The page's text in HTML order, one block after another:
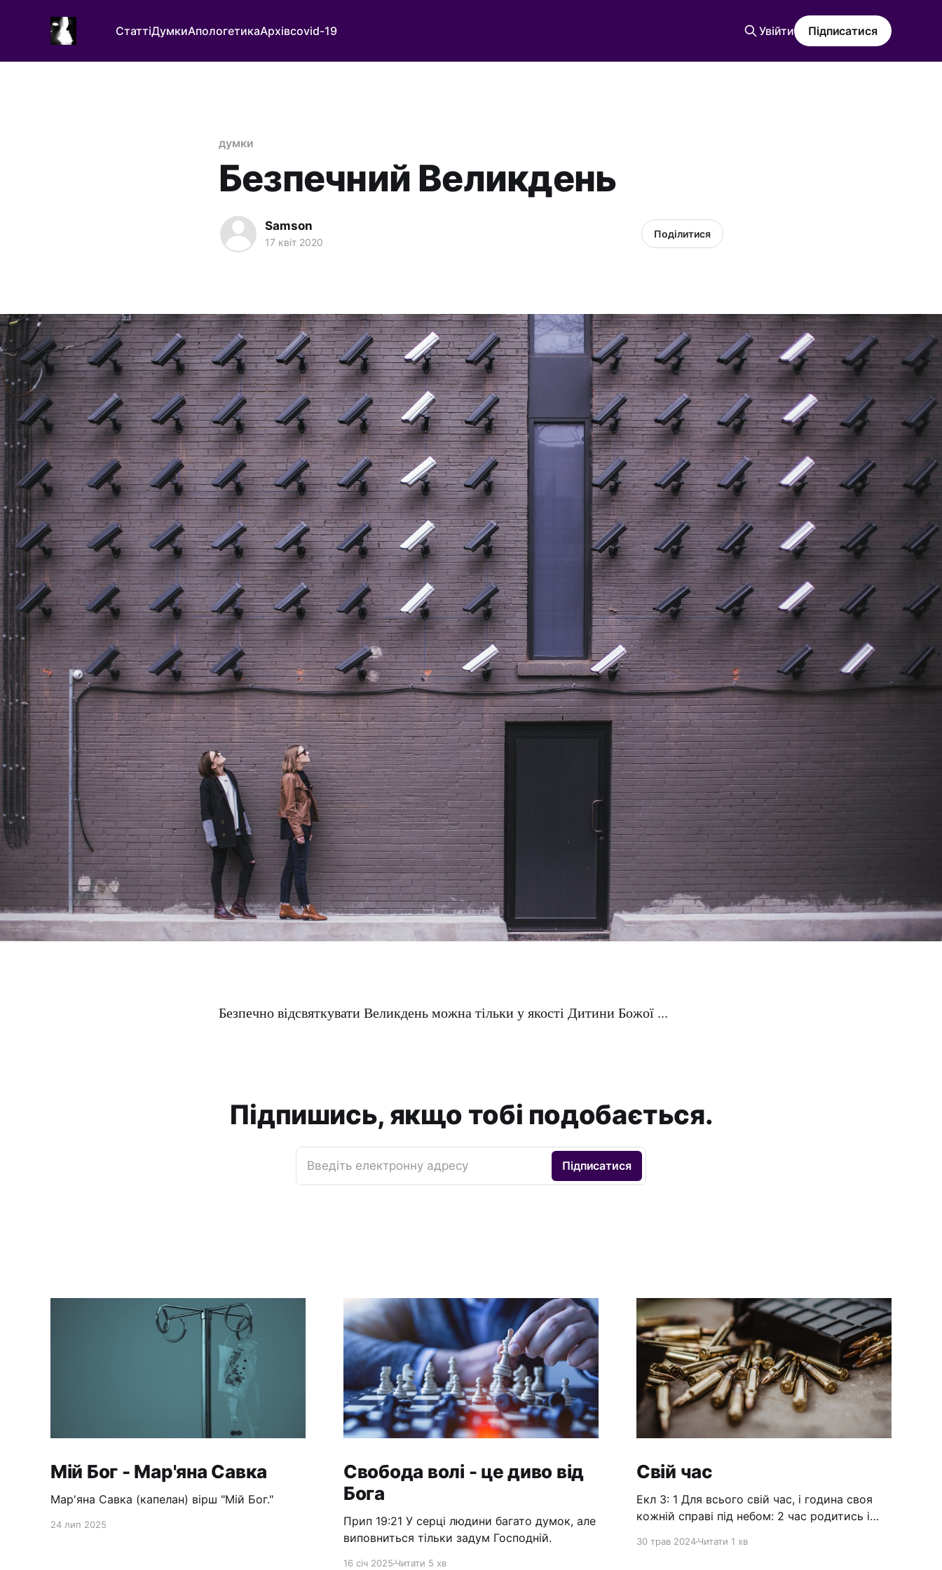
СтаттіДумкиАпологетикаАрхівcovid-19 Увійти Підписатися
думки
Безпечний Великдень
Samson
17 квіт 2020
Поділитися
Безпечно відсвяткувати Великдень можна тільки у якості Дитини Божої ...
Підпишись, якщо тобі подобається.
Введіть електронну адресу Підписатися
Мій Бог - Мар'яна Савка
Мар'яна Савка (капелан) вірш "Мій Бог."
24 лип 2025
Свобода волі - це диво від
Бога
Прип 19:21 У серці людини багато думок, але
виповниться тільки задум Господній.
16 січ 2025Читати 5 хв
Свій час
Екл 3: 1 Для всього свій час, і година своя
кожній справі під небом: 2 час родитись і
посаджене, 3 час вбивати і час лікувати, час
30 трав 2024Читати 1 хв